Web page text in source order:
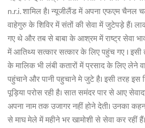
n.r.i. शामिल है। न्यूजीलैंड में अपना एफएम चैनल
वाहेगुरु के शिविर में संतों की सेवा में जुटेपड़े हैं।
गए थे और तब से बाबा के आश्रम में राष्ट्र सेवा
में आतिथ्य सत्कार सत्कार के लिए पहुंच गए । इसी
के मालिक भी लंबी कतारों में प्रसाद के लिए लेने
पहुंचाने और पानी पहुचाने मे जुटे है। इसी तरह इस
पूड़िया परोस रही है। सात समंदर पार से आए
अपना नाम तक उजागर नहीं होने देती। उनका
से माघ मेले में महीने भर खामोशी से सेवा कर रहीं हैं।